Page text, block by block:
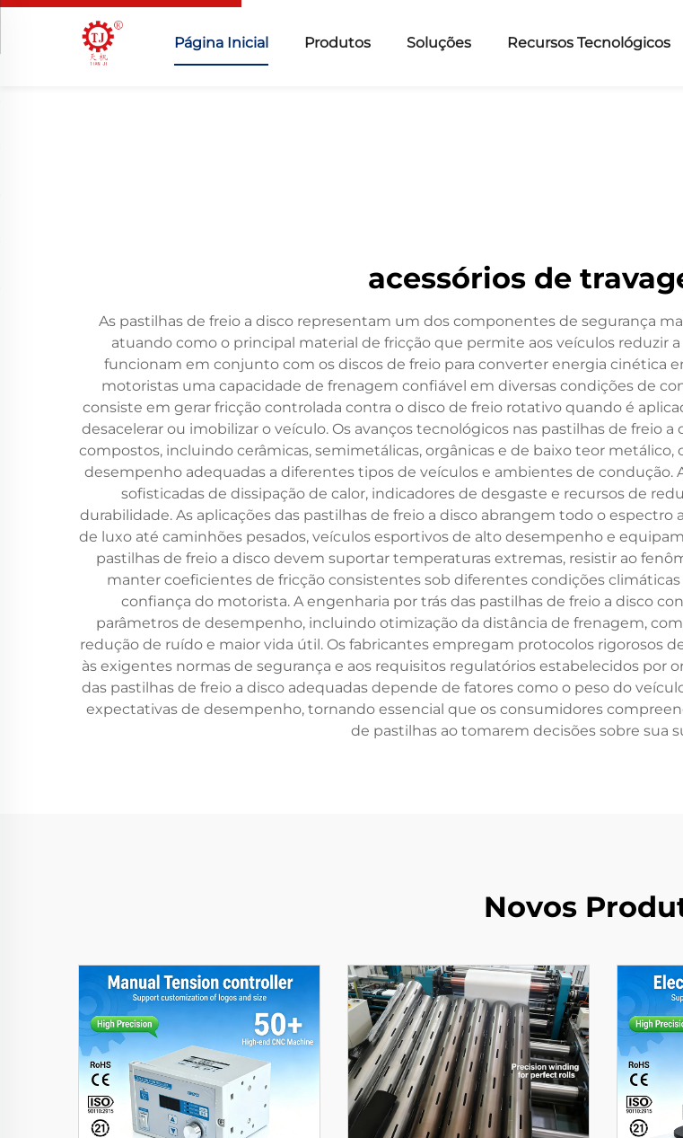
Página Inicial Produtos Soluções Recursos Tecnológicos
acessórios de
As pastilhas de freio a disco representam um dos componentes de segurança
atuando como o principal material de fricção que permite aos veículos reduzir a
funcionam em conjunto com os discos de freio para converter energia cinética
motoristas uma capacidade de frenagem confiável em diversas condições de
consiste em gerar fricção controlada contra o disco de freio rotativo quando é
desacelerar ou imobilizar o veículo. Os avanços tecnológicos nas pastilhas de freio
compostos, incluindo cerâmicas, semimetálicas, orgânicas e de baixo teor
desempenho adequadas a diferentes tipos de veículos e ambientes de condução.
sofisticadas de dissipação de calor, indicadores de desgaste e recursos de
durabilidade. As aplicações das pastilhas de freio a disco abrangem todo o
de luxo até caminhões pesados, veículos esportivos de alto desempenho e
pastilhas de freio a disco devem suportar temperaturas extremas, resistir ao
manter coeficientes de fricção consistentes sob diferentes condições
confiança do motorista. A engenharia por trás das pastilhas de freio a disco
parâmetros de desempenho, incluindo otimização da distância de frenagem,
redução de ruído e maior vida útil. Os fabricantes empregam protocolos rigorosos
às exigentes normas de segurança e aos requisitos regulatórios estabelecidos
das pastilhas de freio a disco adequadas depende de fatores como o peso do
expectativas de desempenho, tornando essencial que os consumidores
de pastilhas ao tomarem decisões sobre sua
Novos